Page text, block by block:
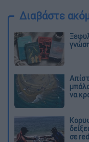
Διαβάστε
να
σε